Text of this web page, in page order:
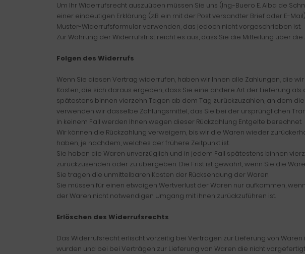
Um Ihr Widerrufsrecht auszuüben müssen Sie uns (Ing.-Buero E. Alba de
einer eindeutigen Erklärung (z.B. ein mit der Post versandter Brief oder E-
Muster-Widerrufsformular verwenden, das jedoch nicht vorgeschrieben ist.
Zur Wahrung der Widerrufsfrist reicht es aus, dass Sie die Mitteilung über
Folgen des Widerrufs
Wenn Sie diesen Vertrag widerrufen, haben wir Ihnen alle Zahlungen, die
Kosten, die sich daraus ergeben, dass Sie eine andere Art der Lieferung
spätestens binnen vierzehn Tagen ab dem Tag zurückzuzahlen, an dem
verwenden wir dasselbe Zahlungsmittel, das Sie bei der ursprünglichen
in keinem Fall werden Ihnen wegen dieser Rückzahlung Entgelte berechnet.
Wir können die Rückzahlung verweigern, bis wir die Waren wieder
haben, je nachdem, welches der frühere Zeitpunkt ist.
Sie haben die Waren unverzüglich und in jedem Fall spätestens binnen
zurückzusenden oder zu übergeben. Die Frist ist gewahrt, wenn Sie die
Sie tragen die unmittelbaren Kosten der Rücksendung der Waren.
Sie müssen für einen etwaigen Wertverlust der Waren nur aufkommen,
der Waren nicht notwendigen Umgang mit ihnen zurückzuführen ist.
Erlöschen des Widerrufsrechts
Das Widerrufsrecht erlischt vorzeitig bei Verträgen zur Lieferung von
wurden und bei bei Verträgen zur Lieferung von Waren die nicht